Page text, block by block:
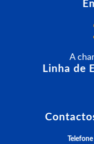
A
Linha de
Telefone